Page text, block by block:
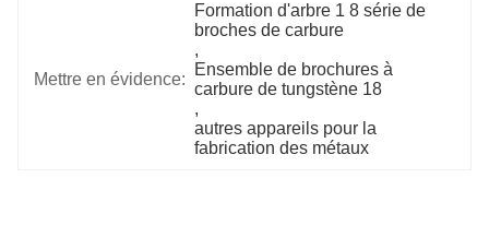
Mettre en évidence:
Formation d'arbre 1 8 série de
broches de carbure
,
Ensemble de brochures à
carbure de tungstène 18
,
autres appareils pour la
fabrication des métaux